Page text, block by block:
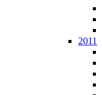
2011